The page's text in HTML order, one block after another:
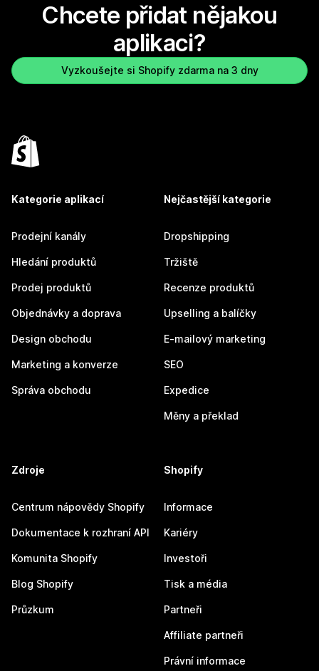
Chcete přidat nějakou
aplikaci?
Vyzkoušejte si Shopify zdarma na 3 dny
Kategorie aplikací
Prodejní kanály
Hledání produktů
Prodej produktů
Objednávky a doprava
Design obchodu
Marketing a konverze
Správa obchodu
Nejčastější kategorie
Dropshipping
Tržiště
Recenze produktů
Upselling a balíčky
E-mailový marketing
SEO
Expedice
Měny a překlad
Zdroje
Centrum nápovědy Shopify
Dokumentace k rozhraní API
Komunita Shopify
Blog Shopify
Průzkum
Shopify
Informace
Kariéry
Investoři
Tisk a média
Partneři
Affiliate partneři
Právní informace